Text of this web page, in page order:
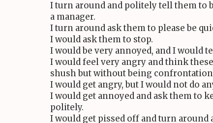
I turn around and politely tell them to
a manager.
I turn around ask them to please be
I would ask them to stop.
I would be very annoyed, and I would
I would feel very angry and think
shush but without being
I would get angry, but I would not do
I would get annoyed and ask them to
politely.
I would get pissed off and turn around